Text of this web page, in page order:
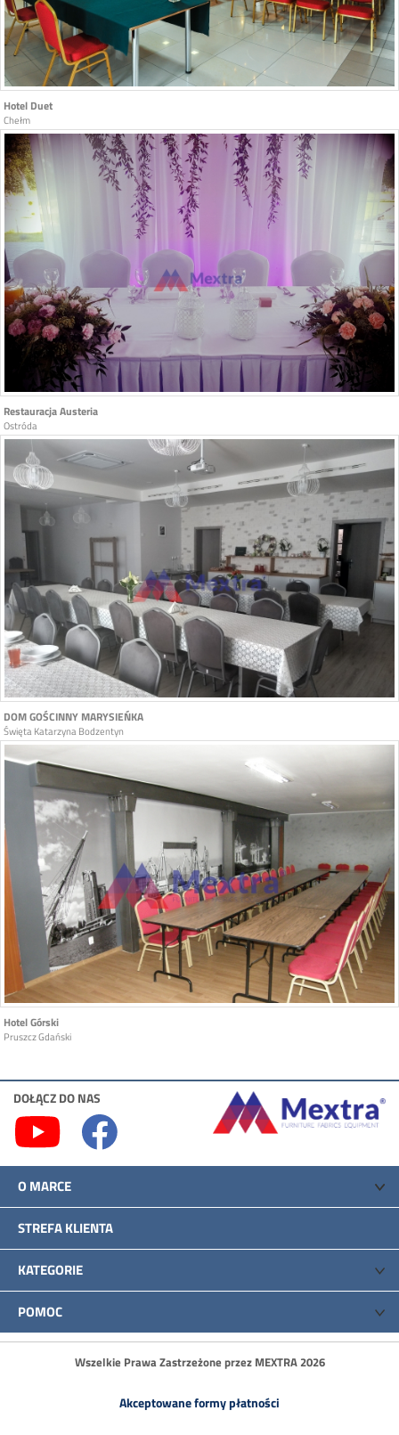
Hotel Duet
Chełm
Restauracja Austeria
Ostróda
DOM GOŚCINNY MARYSIEŃKA
Święta Katarzyna Bodzentyn
Hotel Górski
Pruszcz Gdański
DOŁĄCZ DO NAS
O MARCE
STREFA KLIENTA
KATEGORIE
POMOC
Wszelkie Prawa Zastrzeżone przez MEXTRA 2026
Akceptowane formy płatności